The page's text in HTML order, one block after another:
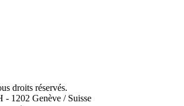
X
droits réservés.
- 1202 Genève / Suisse